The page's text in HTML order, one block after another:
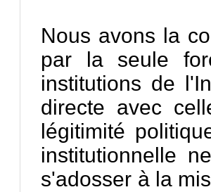
Nous avons la
par la seule
institutions de
directe avec
légitimité
institutionnelle
s'adosser à la